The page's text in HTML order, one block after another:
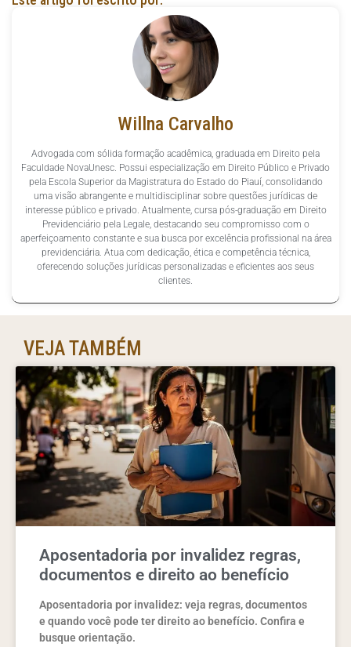
Willna Carvalho
Advogada com sólida formação acadêmica, graduada em Direito pela
Faculdade NovaUnesc. Possui especialização em Direito Público e Privado
pela Escola Superior da Magistratura do Estado do Piauí, consolidando
uma visão abrangente e multidisciplinar sobre questões jurídicas de
interesse público e privado. Atualmente, cursa pós-graduação em Direito
Previdenciário pela Legale, destacando seu compromisso com o
aperfeiçoamento constante e sua busca por excelência profissional na área
previdenciária. Atua com dedicação, ética e competência técnica,
oferecendo soluções jurídicas personalizadas e eficientes aos seus
clientes.
VEJA TAMBÉM
Aposentadoria por invalidez regras,
documentos e direito ao benefício
Aposentadoria por invalidez: veja regras, documentos
e quando você pode ter direito ao benefício. Confira e
busque orientação.